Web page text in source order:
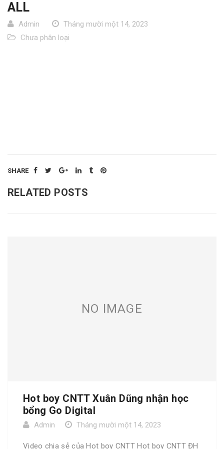
ALL
Admin
Tháng mười một 14, 2023
Chưa phân loại
SHARE
RELATED POSTS
NO IMAGE
Hot boy CNTT Xuân Dũng nhận học
bổng Go Digital
Admin Tháng mười một 14, 2023
Video chia sẻ của Hot boy CNTT Hot boy CNTT ĐH